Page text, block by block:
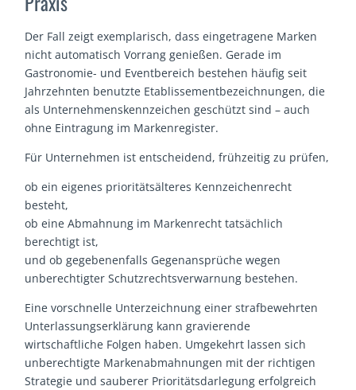
Der Fall zeigt exemplarisch, dass eingetragene Marken
nicht automatisch Vorrang genießen. Gerade im
Gastronomie- und Eventbereich bestehen häufig seit
Jahrzehnten benutzte Etablissementbezeichnungen, die
als Unternehmenskennzeichen geschützt sind – auch
ohne Eintragung im Markenregister.
Für Unternehmen ist entscheidend, frühzeitig zu prüfen,
ob ein eigenes prioritätsälteres Kennzeichenrecht
besteht,
ob eine Abmahnung im Markenrecht tatsächlich
berechtigt ist,
und ob gegebenenfalls Gegenansprüche wegen
unberechtigter Schutzrechtsverwarnung bestehen.
Eine vorschnelle Unterzeichnung einer strafbewehrten
Unterlassungserklärung kann gravierende
wirtschaftliche Folgen haben. Umgekehrt lassen sich
unberechtigte Markenabmahnungen mit der richtigen
Strategie und sauberer Prioritätsdarlegung erfolgreich